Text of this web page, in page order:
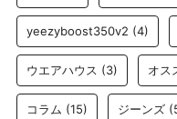
yeezyboost350v2 (4)
ウエアハウス (3) オス
コラム (15) ジーンズ